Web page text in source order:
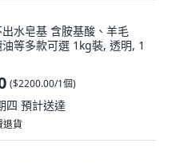
水皂基 含胺基酸、羊毛
等多款可選 1kg裝, 透明, 1
($2200.00/1個)
四 預計送達
退貨